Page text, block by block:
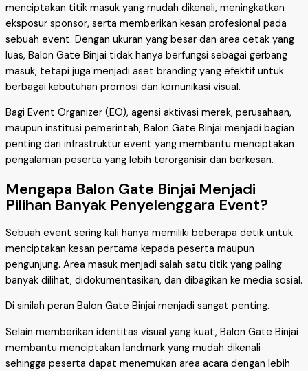
menciptakan titik masuk yang mudah dikenali, meningkatkan
eksposur sponsor, serta memberikan kesan profesional pada
sebuah event. Dengan ukuran yang besar dan area cetak yang
luas, Balon Gate Binjai tidak hanya berfungsi sebagai gerbang
masuk, tetapi juga menjadi aset branding yang efektif untuk
berbagai kebutuhan promosi dan komunikasi visual.
Bagi Event Organizer (EO), agensi aktivasi merek, perusahaan,
maupun institusi pemerintah, Balon Gate Binjai menjadi bagian
penting dari infrastruktur event yang membantu menciptakan
pengalaman peserta yang lebih terorganisir dan berkesan.
Mengapa Balon Gate Binjai Menjadi
Pilihan Banyak Penyelenggara Event?
Sebuah event sering kali hanya memiliki beberapa detik untuk
menciptakan kesan pertama kepada peserta maupun
pengunjung. Area masuk menjadi salah satu titik yang paling
banyak dilihat, didokumentasikan, dan dibagikan ke media sosial.
Di sinilah peran Balon Gate Binjai menjadi sangat penting.
Selain memberikan identitas visual yang kuat, Balon Gate Binjai
membantu menciptakan landmark yang mudah dikenali
sehingga peserta dapat menemukan area acara dengan lebih